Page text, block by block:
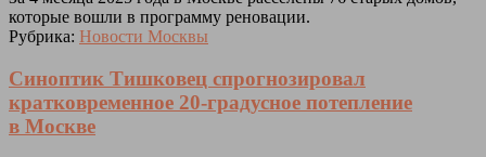
которые вошли в программу реновации.
Рубрика: Новости Москвы
Синоптик Тишковец спрогнозировал
кратковременное 20-градусное потепление
в Москве